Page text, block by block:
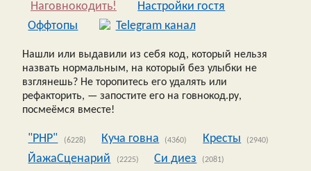
Наговнокодить!
Настройки гостя
Оффтопы
Telegram канал
Нашли или выдавили из себя код, который нельзя
назвать нормальным, на который без улыбки не
взглянешь? Не торопитесь его удалять или
рефакторить, — запостите его на говнокод.ру,
посмеёмся вместе!
"PHP" (6228) Куча говна (4360) Кресты (2940)
ЙажаСценарий (2225) Си диез (2081)